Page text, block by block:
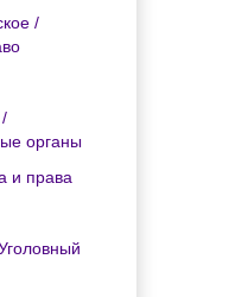
/
органы
и права